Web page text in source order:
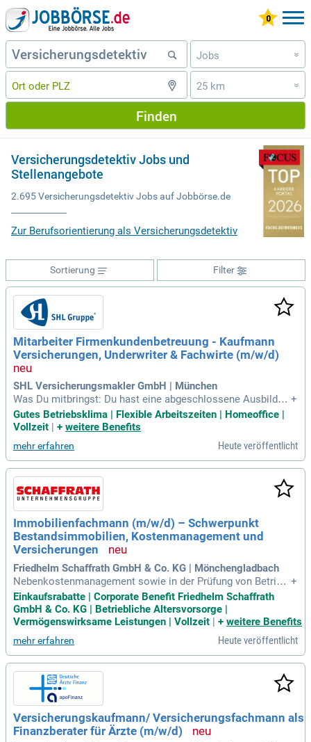
Jobs »
25 km »
Finden
Versicherungsdetektiv Jobs und
Stellenangebote
2.695 Versicherungsdetektiv Jobs auf Jobbörse.de
Zur Berufsorientierung als Versicherungsdetektiv
Filter
Sortierung
Mitarbeiter Firmenkundenbetreuung - Kaufmann
Versicherungen, Underwriter & Fachwirte (m/w/d)
SHL Versicherungsmakler GmbH | München
Was Du mitbringst: Du hast eine abgeschlossene Ausbildun
g zum Kaufmann (m/w/d) für Versicherung und Finanzen, id
ealerweise ergänzt durch ein betriebs- oder versicherungswi
+
Gutes Betriebsklima | Flexible Arbeitszeiten | Homeoffice |
Vollzeit
+ weitere Benefits
mehr erfahren Heute veröffentlicht
Immobilienfachmann (m/w/d) – Schwerpunkt
Bestandsimmobilien, Kostenmanagement und
Versicherungen
Friedhelm Schaffrath GmbH & Co. KG | Mönchengladbach
Nebenkostenmanagement sowie in der Prüfung von Betrieb
skosten- und Dienstleisterabrechnungen; Erfahrung im Umg
ang und Zusammenarbeit mit Sachverständigen und Gutach
tern; Kenntnisse im Mängel-, Gewährleistungs- und Instandh
altungsmanagement; Erfahrung im Versicherungsmanagem
ent
+
Einkaufsrabatte | Corporate Benefit Friedhelm Schaffrath
GmbH & Co. KG | Betriebliche Altersvorsorge |
Vermögenswirksame Leistungen | Vollzeit | + weitere Benefits
mehr erfahren Heute veröffentlicht
Versicherungskaufmann/ Versicherungsfachmann als
Finanzberater für Ärzte (m/w/d)